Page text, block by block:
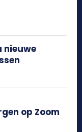
nieuwe
op Zoom